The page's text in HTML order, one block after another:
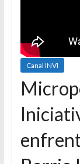
Canal INVI